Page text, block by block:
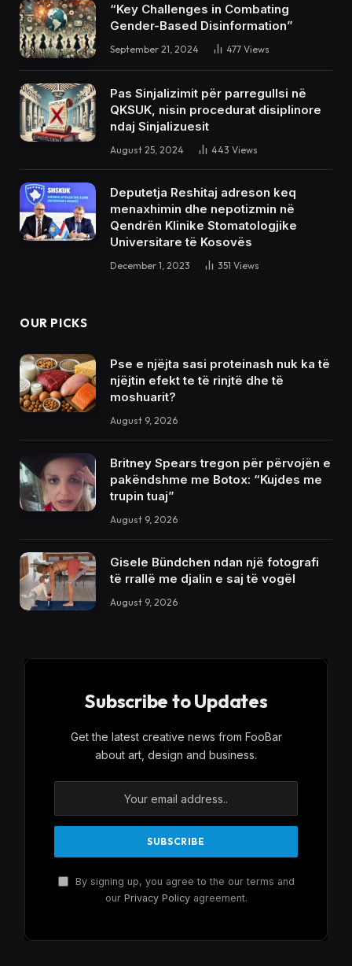
“Key Challenges in Combating
Gender-Based Disinformation”
September 21, 2024 477 Views
Pas Sinjalizimit për parregullsi në
QKSUK, nisin procedurat disiplinore
ndaj Sinjalizuesit
August 25, 2024 443 Views
Deputetja Reshitaj adreson keq
menaxhimin dhe nepotizmin në
Qendrën Klinike Stomatologjike
Universitare të Kosovës
December 1, 2023 351 Views
OUR PICKS
Pse e njëjta sasi proteinash nuk ka të
njëjtin efekt te të rinjtë dhe të
moshuarit?
August 9, 2026
Britney Spears tregon për përvojën e
pakëndshme me Botox: “Kujdes me
trupin tuaj”
August 9, 2026
Gisele Bündchen ndan një fotografi
të rrallë me djalin e saj të vogël
August 9, 2026
Subscribe to Updates
Get the latest creative news from FooBar
about art, design and business.
By signing up, you agree to the our terms and
our Privacy Policyagreement.